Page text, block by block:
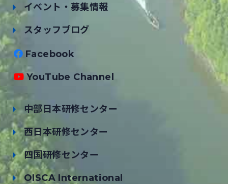
イベント・募集情報
スタッフブログ
Facebook
YouTube Channel
中部日本研修センター
西日本研修センター
四国研修センター
OISCA International